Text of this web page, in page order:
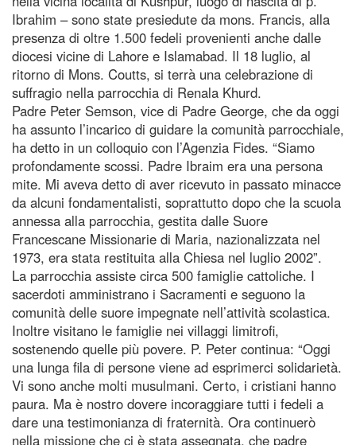
Ibrahim – sono state presiedute da mons. Francis, alla
presenza di oltre 1.500 fedeli provenienti anche dalle
diocesi vicine di Lahore e Islamabad. Il 18 luglio, al
ritorno di Mons. Coutts, si terrà una celebrazione di
suffragio nella parrocchia di Renala Khurd.
Padre Peter Semson, vice di Padre George, che da oggi
ha assunto l’incarico di guidare la comunità parrocchiale,
ha detto in un colloquio con l’Agenzia Fides. “Siamo
profondamente scossi. Padre Ibraim era una persona
mite. Mi aveva detto di aver ricevuto in passato minacce
da alcuni fondamentalisti, soprattutto dopo che la scuola
annessa alla parrocchia, gestita dalle Suore
Francescane Missionarie di Maria, nazionalizzata nel
1973, era stata restituita alla Chiesa nel luglio 2002”.
La parrocchia assiste circa 500 famiglie cattoliche. I
sacerdoti amministrano i Sacramenti e seguono la
comunità delle suore impegnate nell’attività scolastica.
Inoltre visitano le famiglie nei villaggi limitrofi,
sostenendo quelle più povere. P. Peter continua: “Oggi
una lunga fila di persone viene ad esprimerci solidarietà.
Vi sono anche molti musulmani. Certo, i cristiani hanno
paura. Ma è nostro dovere incoraggiare tutti i fedeli a
dare una testimonianza di fraternità. Ora continuerò
nella missione che ci è stata assegnata, che padre